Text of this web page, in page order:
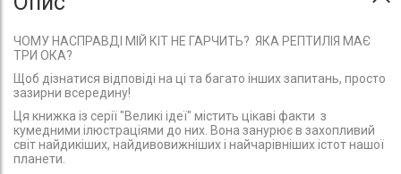
ЧОМУ НАСПРАВДІ МІЙ КІТ НЕ ГАРЧИТЬ? ЯКА РЕПТИЛІЯ МАЄ
ТРИ ОКА?
Щоб дізнатися відповіді на ці та багато інших запитань, просто
зазирни всередину!
Ця книжка із серії "Великі ідеї" містить цікаві факти з
кумедними ілюстраціями до них. Вона занурює в захопливий
світ найдикіших, найдивовижніших і найчарівніших істот нашої
планети.